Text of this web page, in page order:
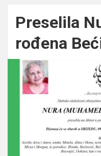
Preselila
rođena